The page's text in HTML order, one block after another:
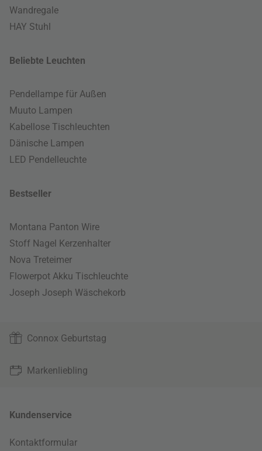
Wandregale
HAY Stuhl
Beliebte Leuchten
Pendellampe für Außen
Muuto Lampen
Kabellose Tischleuchten
Dänische Lampen
LED Pendelleuchte
Bestseller
Montana Panton Wire
Stoff Nagel Kerzenhalter
Nova Treteimer
Flowerpot Akku Tischleuchte
Joseph Joseph Wäschekorb
Connox Geburtstag
Markenliebling
Kundenservice
Kontaktformular